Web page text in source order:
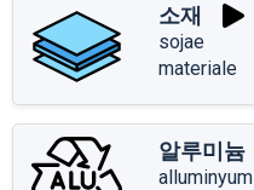
소재
sojae
materiale
알루미늄
alluminyum